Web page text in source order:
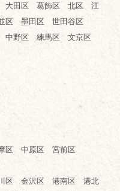
大田区 葛飾区 北区 江
区 墨田区 世田谷区
中野区 練馬区 文京区
区 中原区 宮前区
区 金沢区 港南区 港北